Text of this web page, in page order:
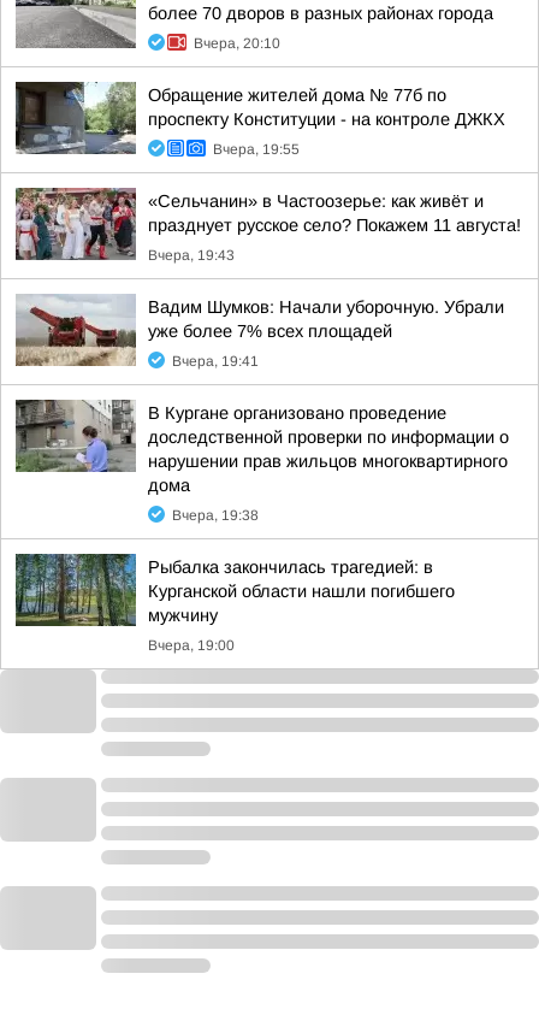
более 70 дворов в разных районах города
Вчера, 20:10
Обращение жителей дома № 77б по
проспекту Конституции - на контроле ДЖКХ
Вчера, 19:55
«Сельчанин» в Частоозерье: как живёт и
празднует русское село? Покажем 11 августа!
Вчера, 19:43
Вадим Шумков: Начали уборочную. Убрали
уже более 7% всех площадей
Вчера, 19:41
В Кургане организовано проведение
доследственной проверки по информации о
нарушении прав жильцов многоквартирного
дома
Вчера, 19:38
Рыбалка закончилась трагедией: в
Курганской области нашли погибшего
мужчину
Вчера, 19:00